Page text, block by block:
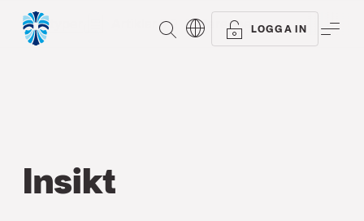
SÖK LOGGA IN
Alla typer Referenser
Insikt